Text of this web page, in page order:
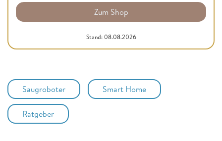
Zum Shop
Stand: 08.08.2026
Saugroboter Smart Home
Ratgeber